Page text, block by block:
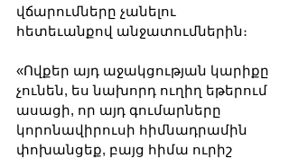
վճարումները չանելու
հետեւանքով անջատումներին։
«Ովքեր այդ աջակցության կարիքը
չունեն, ես նախորդ ուղիղ եթերում
ասացի, որ այդ գումարները
կորոնավիրուսի հիմնադրամին
փոխանցեք, բայց հիմա ուրիշ